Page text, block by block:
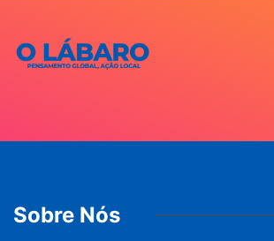
Sobre Nós